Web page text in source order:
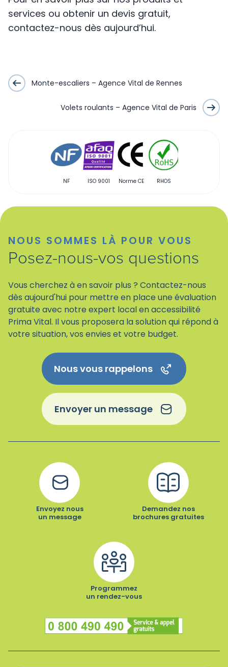
services ou obtenir un devis gratuit,
contactez-nous dès aujourd’hui.
Monte-escaliers – Agence Vital de Rennes
Volets roulants – Agence Vital de Paris
NF ISO 9001 Norme CE RHOS
NOUS SOMMES LÀ POUR VOUS
Posez-nous-vos questions
Vous cherchez à en savoir plus ? Contactez-nous
dès aujourd'hui pour mettre en place une évaluation
gratuite avec notre expert local en accessibilité
Prima Vital. Il vous proposera la solution qui répond à
votre situation, vos envies et votre budget.
Nous vous rappelons
Envoyer un message
Envoyez nous
un message
Demandez nos
brochures gratuites
Programmez
un rendez-vous